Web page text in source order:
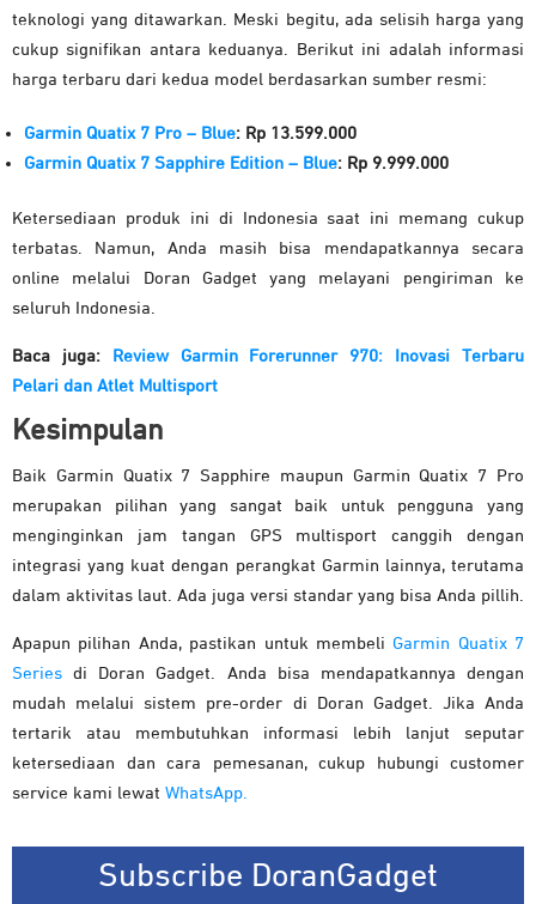
teknologi yang ditawarkan. Meski begitu, ada selisih harga yang
cukup signifikan antara keduanya. Berikut ini adalah informasi
harga terbaru dari kedua model berdasarkan sumber resmi:
Garmin Quatix 7 Pro – Blue: Rp 13.599.000
Garmin Quatix 7 Sapphire Edition – Blue: Rp 9.999.000
Ketersediaan produk ini di Indonesia saat ini memang cukup
terbatas. Namun, Anda masih bisa mendapatkannya secara
online melalui Doran Gadget yang melayani pengiriman ke
seluruh Indonesia.
Baca juga: Review Garmin Forerunner 970: Inovasi Terbaru
Pelari dan Atlet Multisport
Kesimpulan
Baik Garmin Quatix 7 Sapphire maupun Garmin Quatix 7 Pro
merupakan pilihan yang sangat baik untuk pengguna yang
menginginkan jam tangan GPS multisport canggih dengan
integrasi yang kuat dengan perangkat Garmin lainnya, terutama
dalam aktivitas laut. Ada juga versi standar yang bisa Anda pillih.
Apapun pilihan Anda, pastikan untuk membeli Garmin Quatix 7
Series di Doran Gadget. Anda bisa mendapatkannya dengan
mudah melalui sistem pre-order di Doran Gadget. Jika Anda
tertarik atau membutuhkan informasi lebih lanjut seputar
ketersediaan dan cara pemesanan, cukup hubungi customer
service kami lewat WhatsApp.
Subscribe DoranGadget